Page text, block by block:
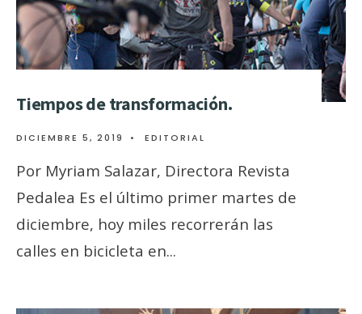
Tiempos de transformación.
DICIEMBRE 5, 2019 • EDITORIAL
Por Myriam Salazar, Directora Revista
Pedalea Es el último primer martes de
diciembre, hoy miles recorrerán las
calles en bicicleta en...